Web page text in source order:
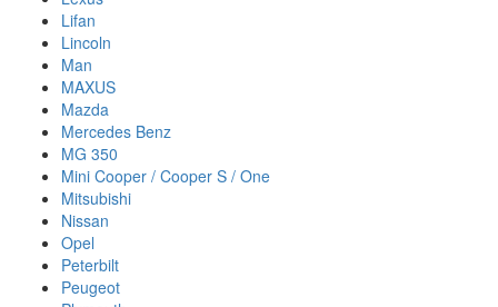
Lifan
Lincoln
Man
MAXUS
Mazda
Mercedes Benz
MG 350
Mini Cooper / Cooper S / One
Mitsubishi
Nissan
Opel
Peterbilt
Peugeot